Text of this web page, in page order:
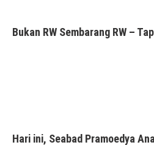
Bukan RW Sembarang RW –
Hari ini, Seabad Pramoedya